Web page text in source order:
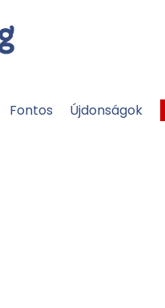
Fontos Újdonságok